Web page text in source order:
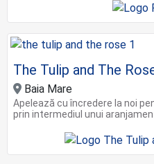
The Tulip and The
Baia Mare
Apelează cu încredere la noi
prin intermediul unui